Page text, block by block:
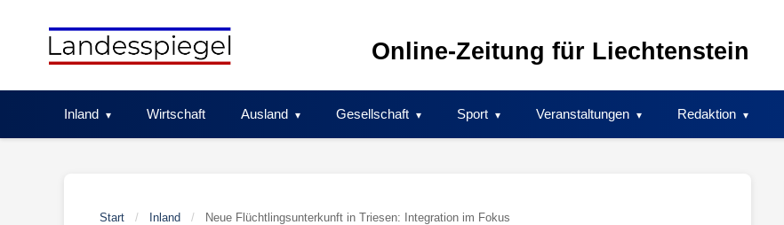
Online-Zeitung für Liechtenstein
Inland Wirtschaft Ausland Gesellschaft Sport Veranstaltungen Redaktion
Start / Inland / Neue Flüchtlingsunterkunft in Triesen: Integration im Fokus